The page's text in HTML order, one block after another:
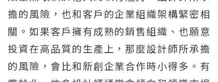
擔的風險，也和客戶的企業組織架構緊密相
關。如果客戶擁有成熟的銷售組織、也願意
投資在高品質的生產上，那麼設計師所承擔
的風險，會比和新創企業合作時小得多。有